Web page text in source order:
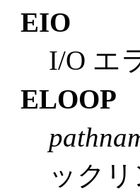
EIO
I/O エ
ELOOP
ック